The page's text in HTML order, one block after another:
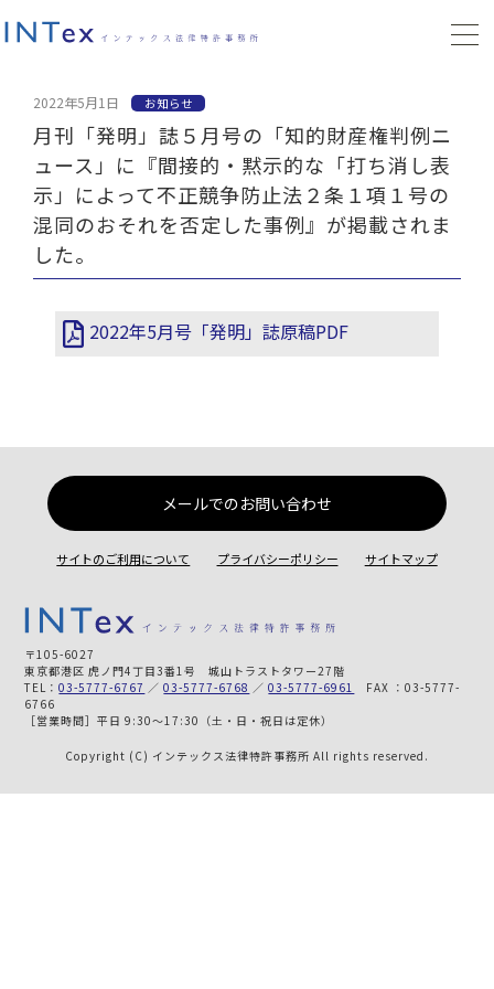
2022年5月1日 お知らせ
月刊「発明」誌５月号の「知的財産権判例ニ
ュース」に『間接的・黙示的な「打ち消し表
示」によって不正競争防止法２条１項１号の
混同のおそれを否定した事例』が掲載されま
した。
2022年5月号「発明」誌原稿PDF
メールでのお問い合わせ
サイトのご利用について プライバシーポリシー サイトマップ
〒105-6027
東京都港区 虎ノ門4丁目3番1号 城山トラストタワー27階
TEL：03-5777-6767 ／03-5777-6768 ／03-5777-6961
FAX ：03-5777-
6766
［営業時間］平日 9:30～17:30（土・日・祝日は定休）
Copyright (C) インテックス法律特許事務所 All rights reserved.